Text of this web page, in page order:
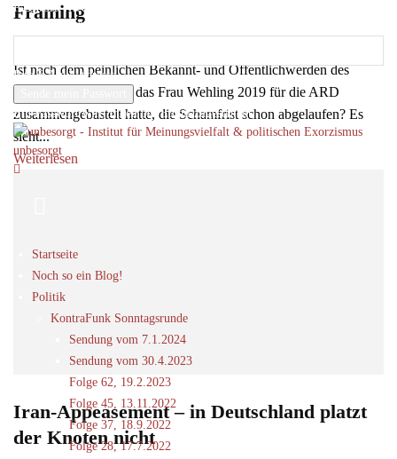
Passwort-Wiederherstellung
Passwort zurücksetzen
Ihre E-Mail-Adresse
Ein Passwort wird Ihnen per Email zugeschickt.
unbesorgt
Startseite
Noch so ein Blog!
Politik
KontraFunk Sonntagsrunde
Sendung vom 7.1.2024
Sendung vom 30.4.2023
Folge 62, 19.2.2023
Folge 45, 13.11.2022
Folge 37, 18.9.2022
Folge 28, 17.7.2022
Framing
Ist nach dem peinlichen Bekannt- und Öffentlichwerden des
Framing-Handbuchs, das Frau Wehling 2019 für die ARD
zusammengebastelt hatte, die Schamfrist schon abgelaufen? Es
sieht...
Weiterlesen
Iran-Appeasement – in Deutschland platzt
der Knoten nicht